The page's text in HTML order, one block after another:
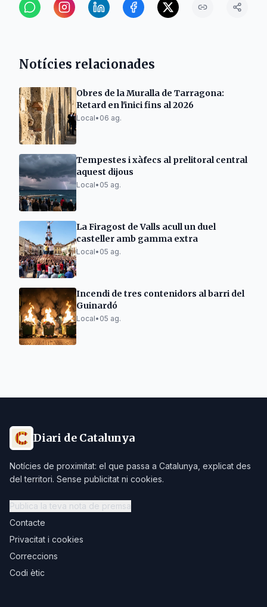
Notícies relacionades
Obres de la Muralla de Tarragona:
Retard en l'inici fins al 2026
Local• 06 ag.
Tempestes i xàfecs al prelitoral central
aquest dijous
Local• 05 ag.
La Firagost de Valls acull un duel
casteller amb gamma extra
Local• 05 ag.
Incendi de tres contenidors al barri del
Guinardó
Local• 05 ag.
Diari de Catalunya
Notícies de proximitat: el que passa a Catalunya, explicat des
del territori. Sense publicitat ni cookies.
Publica la teva nota de premsa
Contacte
Privacitat i cookies
Correccions
Codi ètic